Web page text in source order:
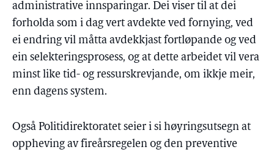
administrative innsparingar. Dei viser til at dei
forholda som i dag vert avdekte ved fornying, ved
ei endring vil måtta avdekkjast fortløpande og ved
ein selekteringsprosess, og at dette arbeidet vil vera
minst like tid- og ressurskrevjande, om ikkje meir,
enn dagens system.
Også Politidirektoratet seier i si høyringsutsegn at
oppheving av fireårsregelen og den preventive